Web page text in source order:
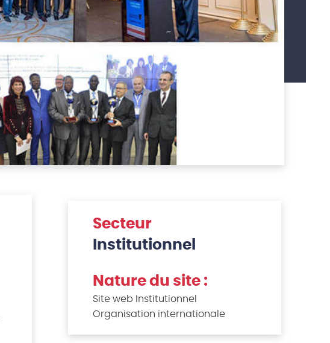
Secteur
Institutionnel
Nature du site :
Site web Institutionnel
Organisation internationale